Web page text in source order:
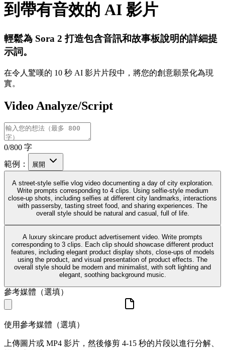
到帶有音效的 AI 影片
輕鬆為 Sora 2 打造包含音訊和故事板說明的詳細提
示詞。
在令人驚嘆的 10 秒 AI 影片片段中，將您的創意願景化為現
實。
Video Analyze/Script
0/800 字
範例：
展開
A street-style selfie vlog video documenting a day of city exploration.
Write prompts corresponding to 4 clips. Using selfie-style medium
close-up shots, including selfies at different city landmarks, interactions
with passersby, tasting street food, and sharing experiences. The
overall style should be natural and casual, full of life.
A luxury skincare product advertisement video. Write prompts
corresponding to 3 clips. Each clip should showcase different product
features, including elegant product display shots, close-ups of models
using the product, and visual presentation of product effects. The
overall style should be modern and minimalist, with soft lighting and
elegant, soothing background music.
參考媒體（選填）
使用參考媒體（選填）
上傳圖片或 MP4 影片，然後修剪 4-15 秒的片段以進行分解、